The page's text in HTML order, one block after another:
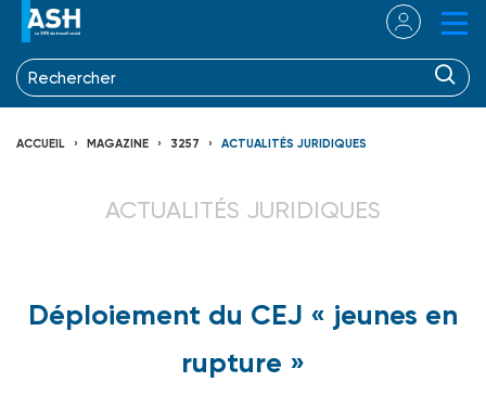
ACCUEIL MAGAZINE 3257 ACTUALITÉS JURIDIQUES
ACTUALITÉS JURIDIQUES
Déploiement du CEJ « jeunes en
rupture »